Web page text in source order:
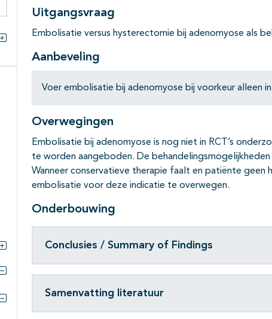
binnen deze richtlijn
Alles openklappen
Subpagina's open- en dichtklappen
Uitgangsvraag
Embolisatie versus hysterectomie bij adenomyose als
Aanbeveling
Voer embolisatie bij adenomyose bij voorkeur alleen
Overwegingen
Embolisatie bij adenomyose is nog niet in RCT’s
te worden aangeboden. De
Wanneer conservatieve therapie faalt en patiënte geen
embolisatie voor deze indicatie te overwegen.
Onderbouwing
Conclusies / Summary of Findings
Samenvatting literatuur